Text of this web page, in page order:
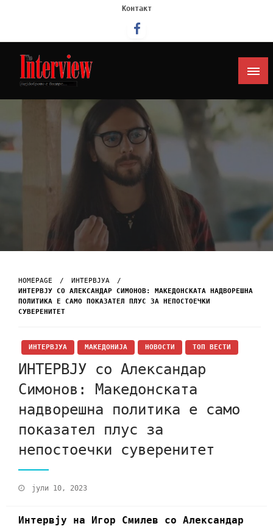
Контакт
Интервју
HOMEPAGE
ИНТЕРВЈУА
ИНТЕРВЈУ СО АЛЕКСАНДАР СИМОНОВ: МАКЕДОНСКАТА НАДВОРЕШНА
ПОЛИТИКА Е САМО ПОКАЗАТЕЛ ПЛУС ЗА НЕПОСТОЕЧКИ
СУВЕРЕНИТЕТ
ИНТЕРВЈУА МАКЕДОНИЈА НОВОСТИ ТОП ВЕСТИ
ИНТЕРВЈУ со Александар
Симонов: Македонската
надворешна политика е само
показател плус за
непостоечки суверенитет
јули 10, 2023
Интервју на Игор Смилев со Александар